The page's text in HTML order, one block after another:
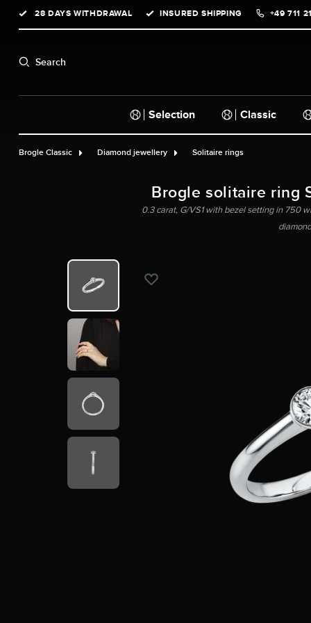
Skip to main navigation
28 DAYS WITHDRAWAL INSURED SHIPPING +49 711
Search
Selection Classic
Brogle Classic Diamond jewellery Solitaire rings
Brogle solitaire ring
0.3 carat, G/VS1 with bezel setting in 750